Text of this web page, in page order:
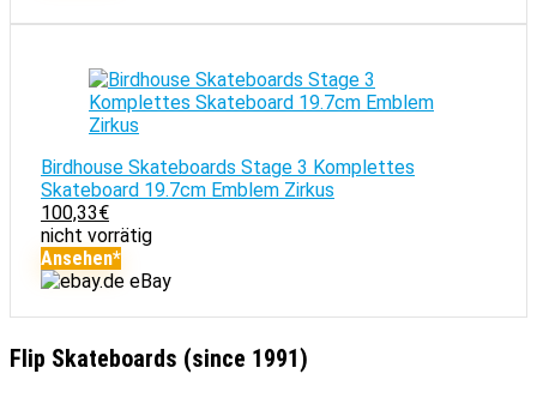
Birdhouse Skateboards Stage 3 Komplettes
Skateboard 19.7cm Emblem Zirkus
100,33€
nicht vorrätig
Ansehen*
eBay
Flip Skateboards (since 1991)